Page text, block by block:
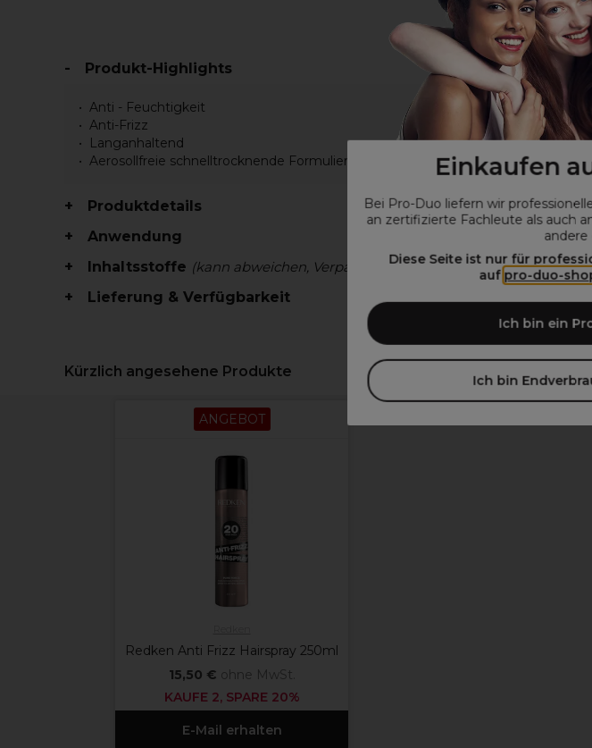
Einkaufen
Bei Pro-Duo liefern wir
an zertifizierte Fachleute als auch
andere
Diese Seite ist nur für
auf pro-duo-
Ich bin ein
Ich bin
Produkt-Highlights
Anti - Feuchtigkeit
Anti-Frizz
Langanhaltend
Aerosollfreie schnelltrocknende Formulierung
Produktdetails
Anwendung
Inhaltsstoffe (kann abweichen, Verpackung beachten)
Lieferung & Verfügbarkeit
Kürzlich angesehene Produkte
ANGEBOT
Redken Anti Frizz Hairspray 250ml
15,50 € ohne MwSt.
KAUFE 2, SPARE 20%
E-Mail erhalten